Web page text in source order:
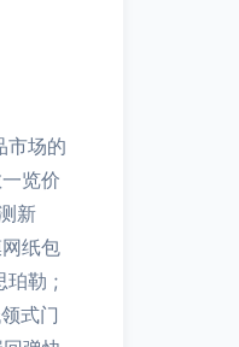
市场的
览价
新
纸包
珀勒 ;
式门